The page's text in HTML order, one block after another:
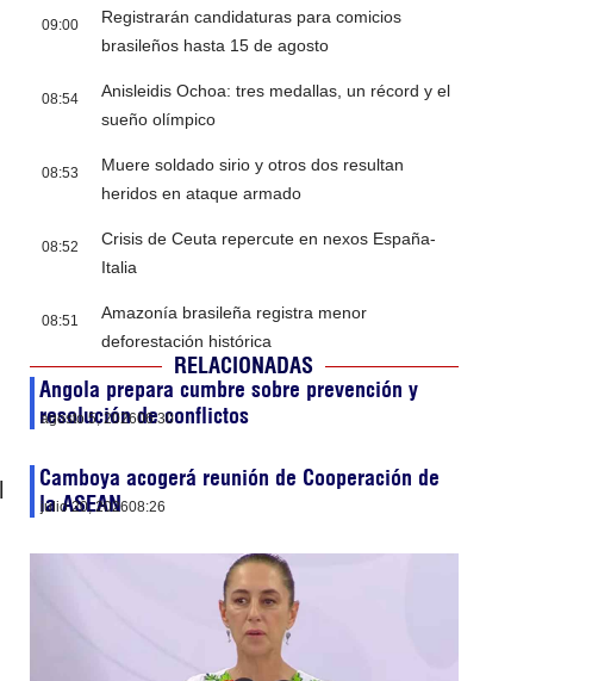
09:00
Registrarán candidaturas para comicios
brasileños hasta 15 de agosto
08:54
Anisleidis Ochoa: tres medallas, un récord y el
sueño olímpico
08:53
Muere soldado sirio y otros dos resultan
heridos en ataque armado
08:52
Crisis de Ceuta repercute en nexos España-
Italia
08:51
Amazonía brasileña registra menor
deforestación histórica
RELACIONADAS
Angola prepara cumbre sobre prevención y
resolución de conflictos
agosto 5, 202606:30
Camboya acogerá reunión de Cooperación de
la ASEAN
julio 20, 202608:26